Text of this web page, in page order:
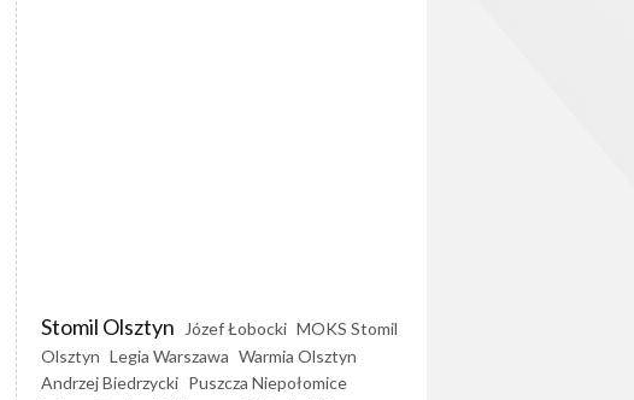
Stomil Olsztyn Józef Łobocki MOKS Stomil
Olsztyn Legia Warszawa Warmia Olsztyn
Andrzej Biedrzycki Puszcza Niepołomice